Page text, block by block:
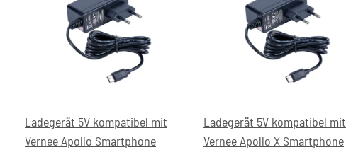
Ladegerät 5V kompatibel mit
Vernee Apollo Smartphone
Ladegerät 5V kompatibel mit
Vernee Apollo X Smartphone